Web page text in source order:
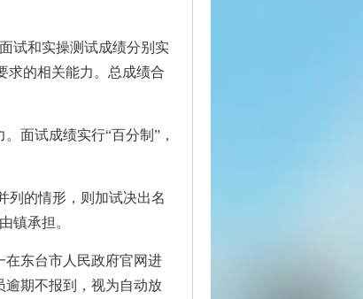
试和实操测试成绩分别实
求的相关能力。总成绩合
面试成绩实行“百分制”，
列的情形，则加试决出名
镇承担。
在东台市人民政府官网进
逾期不报到，视为自动放